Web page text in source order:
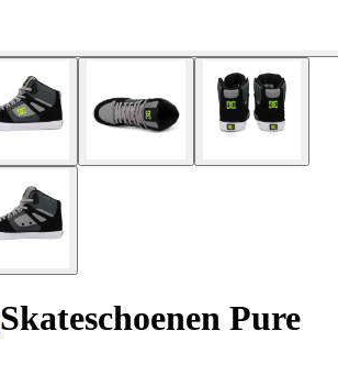
Skateschoenen Pure